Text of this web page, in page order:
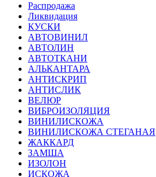
Распродажа
Ликвидация
КУСКИ
АВТОВИНИЛ
АВТОЛИН
АВТОТКАНИ
АЛЬКАНТАРА
АНТИСКРИП
АНТИСЛИК
ВЕЛЮР
ВИБРОИЗОЛЯЦИЯ
ВИНИЛИСКОЖА
ВИНИЛИСКОЖА СТЕГАНАЯ
ЖАККАРД
ЗАМША
ИЗОЛОН
ИСКОЖА